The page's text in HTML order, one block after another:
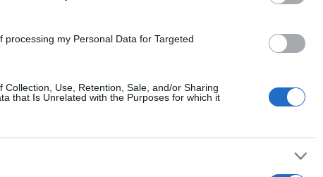
processing my Personal Data for Targeted
Collection, Use, Retention, Sale, and/or Sharing
that Is Unrelated with the Purposes for which it
rámutatott, hogy a japonizmus fogalma 1872-ben született
a sokrétű fogalomba beletartozik a japán művészet
lépnek egymással ? hangsúlyozta, hozzátéve, hogy
láthatóak. Tornai 1905-ben utazott Indiába és Japánba, az ott
közönség.